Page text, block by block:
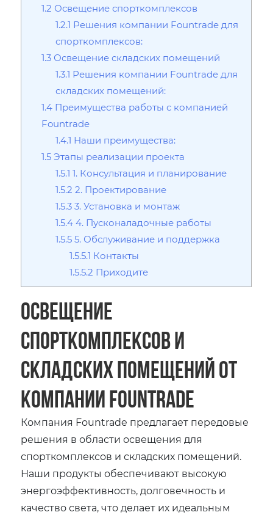
1.2 Освещение спорткомплексов
1.2.1 Решения компании Fountrade для
спорткомплексов:
1.3 Освещение складских помещений
1.3.1 Решения компании Fountrade для
складских помещений:
1.4 Преимущества работы с компанией
Fountrade
1.4.1 Наши преимущества:
1.5 Этапы реализации проекта
1.5.1 1. Консультация и планирование
1.5.2 2. Проектирование
1.5.3 3. Установка и монтаж
1.5.4 4. Пусконаладочные работы
1.5.5 5. Обслуживание и поддержка
1.5.5.1 Контакты
1.5.5.2 Приходите
Освещение
спорткомплексов и
складских помещений от
компании Fountrade
Компания Fountrade предлагает передовые
решения в области освещения для
спорткомплексов и складских помещений.
Наши продукты обеспечивают высокую
энергоэффективность, долговечность и
качество света, что делает их идеальным